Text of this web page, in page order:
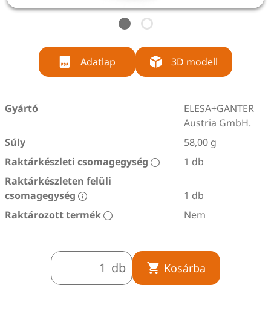
Adatlap 3D modell
Gyártó
ELESA+GANTER
Austria GmbH.
Súly
58,00 g
Raktárkészleti csomagegység
1 db
Raktárkészleten felüli
csomagegység
1 db
Raktározott termék
Nem
db Kosárba